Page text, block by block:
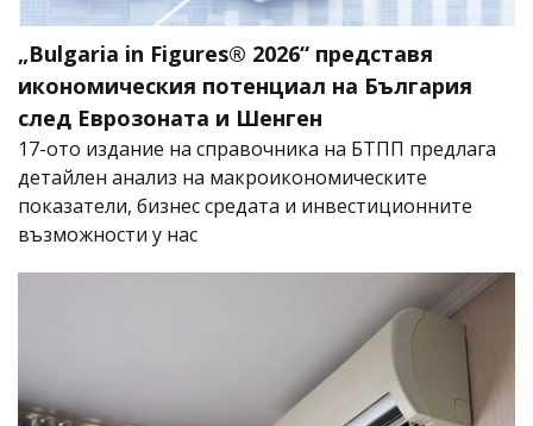
„Bulgaria in Figures® 2026“ представя
икономическия потенциал на България
след Еврозоната и Шенген
17-ото издание на справочника на БТПП предлага
детайлен анализ на макроикономическите
показатели, бизнес средата и инвестиционните
възможности у нас